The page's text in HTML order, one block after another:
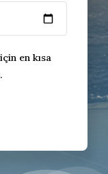
en kısa